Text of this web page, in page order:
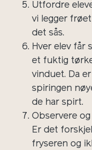
Utfordre
vi legger
det sås.
Hver elev får
et fuktig
vinduet. Da
spiringen
de har spirt.
Observere
Er det
fryseren og